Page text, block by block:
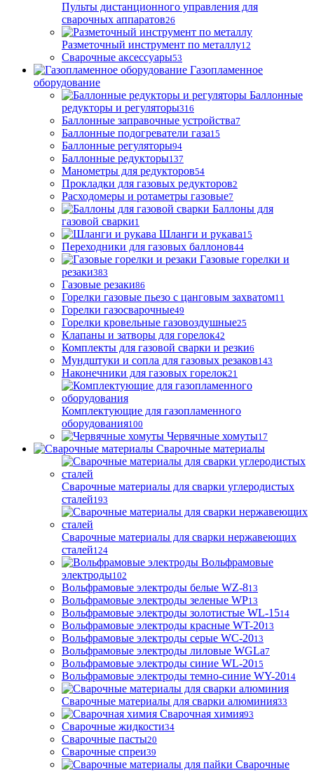
Пульты дистанционного управления для
сварочных аппаратов26
Разметочный инструмент по металлу12
Сварочные аксессуары53
Газопламенное
оборудование
Баллонные
редукторы и регуляторы316
Баллонные заправочные устройства7
Баллонные подогреватели газа15
Баллонные регуляторы94
Баллонные редукторы137
Манометры для редукторов54
Прокладки для газовых редукторов2
Расходомеры и ротаметры газовые7
Баллоны для
газовой сварки1
Шланги и рукава15
Переходники для газовых баллонов44
Газовые горелки и
резаки383
Газовые резаки86
Горелки газовые пьезо с цанговым захватом11
Горелки газосварочные49
Горелки кровельные газовоздушные25
Клапаны и затворы для горелок42
Комплекты для газовой сварки и резки6
Мундштуки и сопла для газовых резаков143
Наконечники для газовых горелок21
Комплектующие для газопламенного
оборудования100
Червячные хомуты17
Сварочные материалы
Сварочные материалы для сварки углеродистых
сталей193
Сварочные материалы для сварки нержавеющих
сталей124
Вольфрамовые
электроды102
Вольфрамовые электроды белые WZ-813
Вольфрамовые электроды зеленые WP13
Вольфрамовые электроды золотистые WL-1514
Вольфрамовые электроды красные WT-2013
Вольфрамовые электроды серые WC-2013
Вольфрамовые электроды лиловые WGLa7
Вольфрамовые электроды синие WL-2015
Вольфрамовые электроды темно-синие WY-2014
Сварочные материалы для сварки алюминия33
Сварочная химия93
Сварочные жидкости34
Сварочные пасты20
Сварочные спреи39
Сварочные